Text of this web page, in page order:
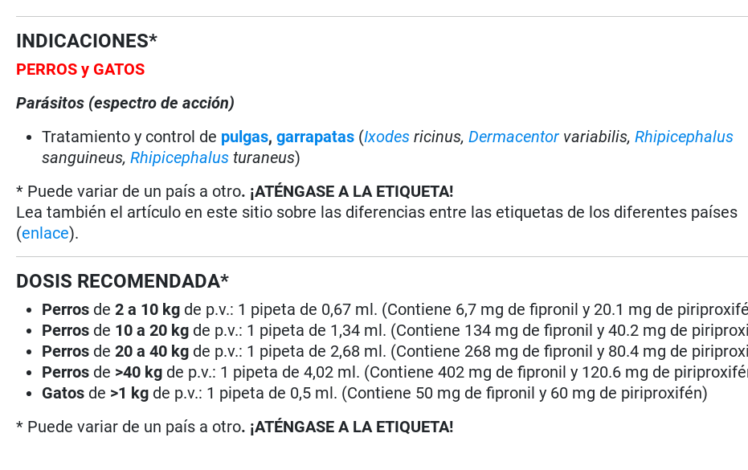
INDICACIONES*
PERROS y GATOS
Parásitos (espectro de acción)
Tratamiento y control de pulgas,garrapatas (Ixodes ricinus,Dermacentor variabilis,Rhipicephalus
sanguineus,Rhipicephalus turaneus)
* Puede variar de un país a otro. ¡ATÉNGASE A LA ETIQUETA!
Lea también el artículo en este sitio sobre las diferencias entre las etiquetas de los diferentes países
(enlace).
DOSIS RECOMENDADA*
Perros de2 a 10 kg de p.v.: 1 pipeta de 0,67 ml. (Contiene 6,7 mg de fipronil y 20.1 mg de
Perros de 10 a 20 kg de p.v.: 1 pipeta de 1,34 ml. (Contiene 134 mg de fipronil y 40.2 mg de
Perros de20 a 40 kg de p.v.: 1 pipeta de 2,68 ml. (Contiene 268 mg de fipronil y 80.4 mg de
Perros de >40 kg de p.v.: 1 pipeta de 4,02 ml. (Contiene 402 mg de fipronil y 120.6 mg de
Gatos de >1 kg de p.v.: 1 pipeta de 0,5 ml. (Contiene 50 mg de fipronil y 60 mg de piriproxifén)
* Puede variar de un país a otro. ¡ATÉNGASE A LA ETIQUETA!